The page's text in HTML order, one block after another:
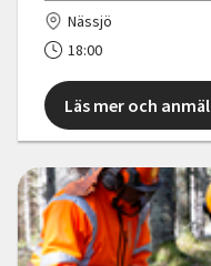
Nässjö
18:00
Läs mer och anmäl